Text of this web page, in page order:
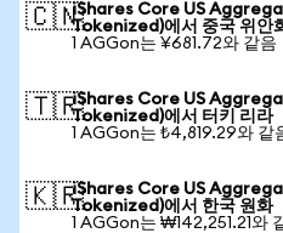
🇨🇳iShares Core US
Tokenized)에서 중국 위안
1 AGGon는 ¥681.72와 같음
🇹🇷iShares Core US
Tokenized)에서 터키 리라
1 AGGon는 ₺4,819.29와 같
🇰🇷iShares Core US
Tokenized)에서 한국 원화
1 AGGon는 ₩142,251.21와